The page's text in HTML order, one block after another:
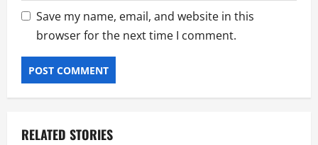
Save my name, email, and website in this
browser for the next time I comment.
RELATED STORIES